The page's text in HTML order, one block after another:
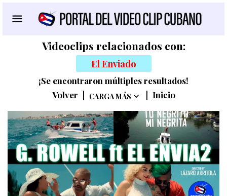
Videoclips relacionados con:
El Enviado
¡Se encontraron múltiples resultados!
Volver
CARGA MÁS Inicio